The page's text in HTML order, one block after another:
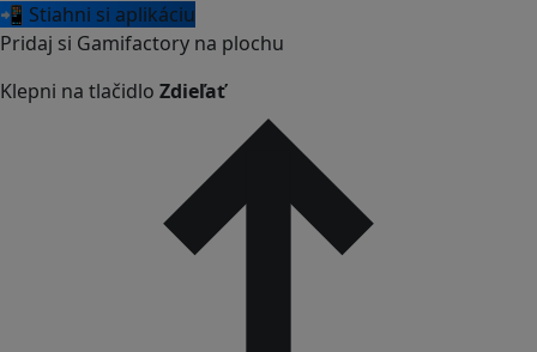
📲 Stiahni si aplikáciu
Pridaj si Gamifactory na plochu
Klepni na tlačidlo Zdieľať